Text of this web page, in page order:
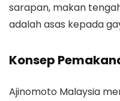
sarapan, makan
adalah asas kepada
Konsep
Ajinomoto Malaysia